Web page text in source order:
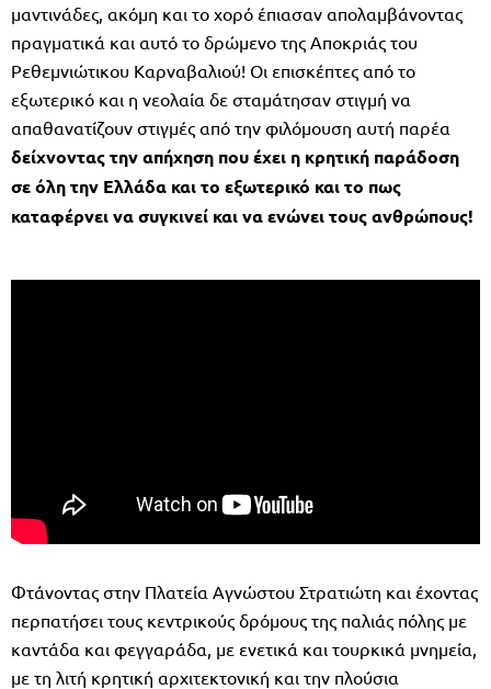
μαντινάδες, ακόμη και το χορό έπιασαν απολαμβάνοντας
πραγματικά και αυτό το δρώμενο της Αποκριάς του
Ρεθεμνιώτικου Καρναβαλιού! Οι επισκέπτες από το
εξωτερικό και η νεολαία δε σταμάτησαν στιγμή να
απαθανατίζουν στιγμές από την φιλόμουση αυτή παρέα
δείχνοντας την απήχηση που έχει η κρητική παράδοση
σε όλη την Ελλάδα και το εξωτερικό και το πως
καταφέρνει να συγκινεί και να ενώνει τους ανθρώπους!
Φτάνοντας στην Πλατεία Αγνώστου Στρατιώτη και έχοντας
περπατήσει τους κεντρικούς δρόμους της παλιάς πόλης με
καντάδα και φεγγαράδα, με ενετικά και τουρκικά μνημεία,
με τη λιτή κρητική αρχιτεκτονική και την πλούσια